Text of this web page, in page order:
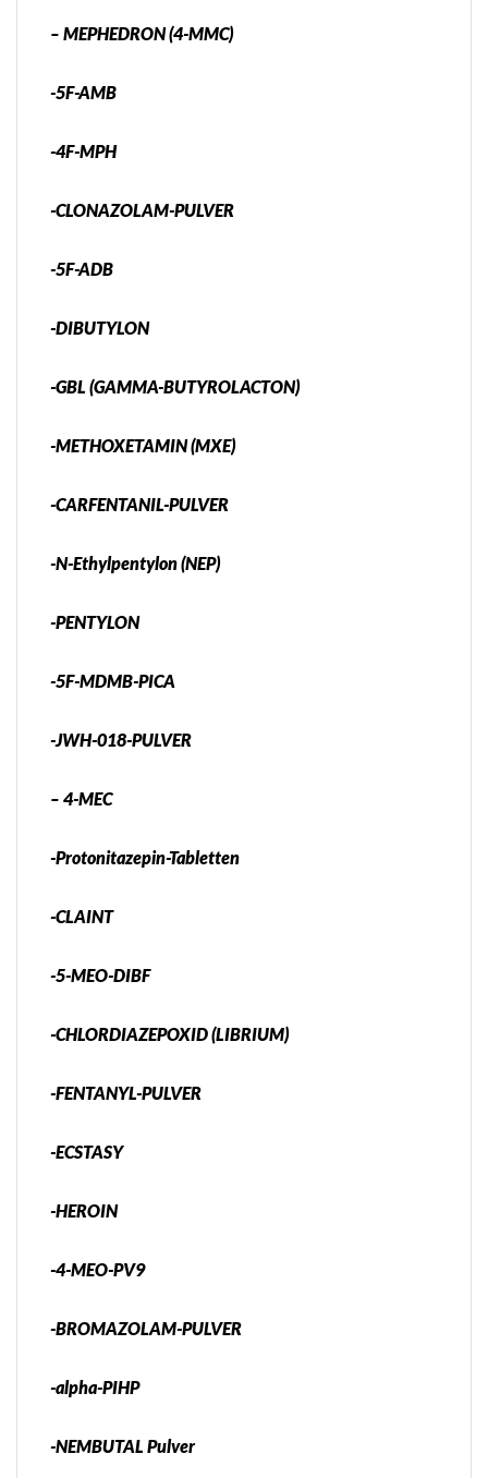
– MEPHEDRON (4-MMC)
-5F-AMB
-4F-MPH
-CLONAZOLAM-PULVER
-5F-ADB
-DIBUTYLON
-GBL (GAMMA-BUTYROLACTON)
-METHOXETAMIN (MXE)
-CARFENTANIL-PULVER
-N-Ethylpentylon (NEP)
-PENTYLON
-5F-MDMB-PICA
-JWH-018-PULVER
– 4-MEC
-Protonitazepin-Tabletten
-CLAINT
-5-MEO-DIBF
-CHLORDIAZEPOXID (LIBRIUM)
-FENTANYL-PULVER
-ECSTASY
-HEROIN
-4-MEO-PV9
-BROMAZOLAM-PULVER
-alpha-PIHP
-NEMBUTAL Pulver